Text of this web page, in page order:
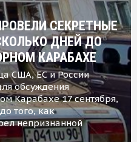
СЕКРЕТНЫЕ
ДНЕЙ ДО
КАРАБАХЕ
США, ЕС и России
обсуждения
Карабахе 17 сентября,
того, как
непризнанной